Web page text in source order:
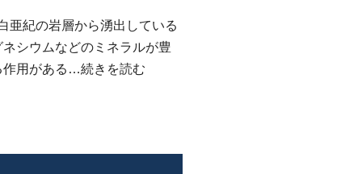
亜紀の岩層から湧出している
シウムなどのミネラルが豊
作用がある…続きを読む